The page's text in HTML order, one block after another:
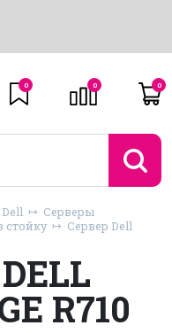
0 0 0
Dell
Серверы
стойку
Сервер Dell
R710